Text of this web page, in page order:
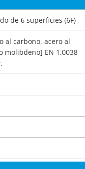
de 6 superficies (6F)
al carbono, acero al
molibdeno] EN 1.0038